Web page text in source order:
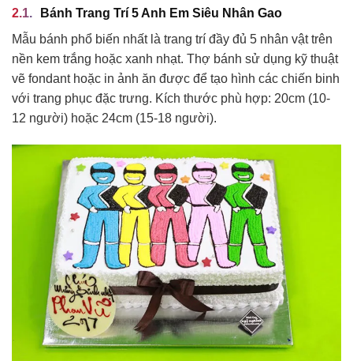
Bánh Trang Trí 5 Anh Em Siêu Nhân Gao
Mẫu bánh phổ biến nhất là trang trí đầy đủ 5 nhân vật trên
nền kem trắng hoặc xanh nhạt. Thợ bánh sử dụng kỹ thuật
vẽ fondant hoặc in ảnh ăn được để tạo hình các chiến binh
với trang phục đặc trưng. Kích thước phù hợp: 20cm (10-
12 người) hoặc 24cm (15-18 người).